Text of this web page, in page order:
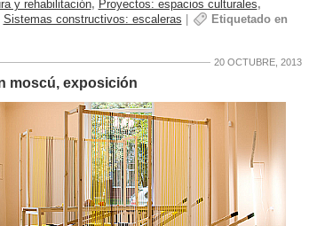
y rehabilitación, Proyectos: espacios culturales,
Sistemas constructivos: escaleras
Etiquetado en
20 OCTUBRE, 2013
moscú, exposición